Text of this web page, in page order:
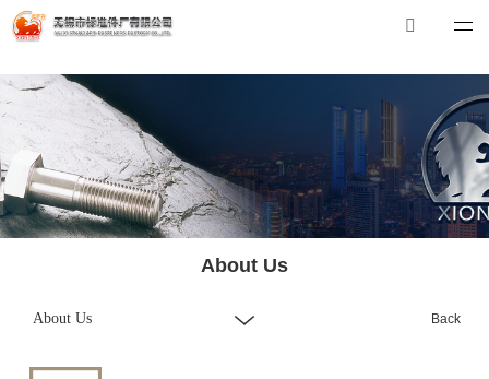
华体会体育_华体会（中国）
E-mail：
xibiao@craftstrading.com
华体会体育_华体会（中国）
About Us
About Us Back